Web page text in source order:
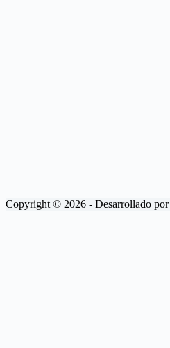
Copyright © 2026 - Desarrollado por